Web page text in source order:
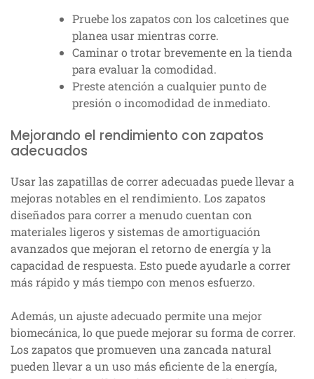
Pruebe los zapatos con los calcetines que
planea usar mientras corre.
Caminar o trotar brevemente en la tienda
para evaluar la comodidad.
Preste atención a cualquier punto de
presión o incomodidad de inmediato.
Mejorando el rendimiento con zapatos
adecuados
Usar las zapatillas de correr adecuadas puede llevar a
mejoras notables en el rendimiento. Los zapatos
diseñados para correr a menudo cuentan con
materiales ligeros y sistemas de amortiguación
avanzados que mejoran el retorno de energía y la
capacidad de respuesta. Esto puede ayudarle a correr
más rápido y más tiempo con menos esfuerzo.
Además, un ajuste adecuado permite una mejor
biomecánica, lo que puede mejorar su forma de correr.
Los zapatos que promueven una zancada natural
pueden llevar a un uso más eficiente de la energía,